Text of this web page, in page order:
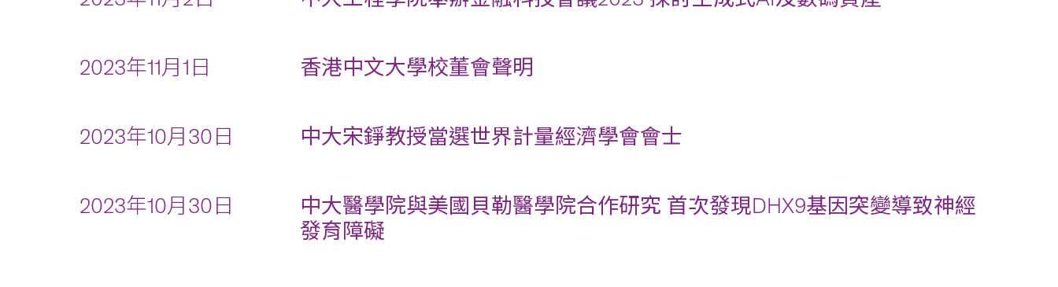
2023年11月1日 香港中文大學校董會聲明
2023年10月30日 中大宋錚教授當選世界計量經濟學會會士
2023年10月30日
中大醫學院與美國貝勒醫學院合作研究 首次發現DHX9基因突變導致神經
發育障礙